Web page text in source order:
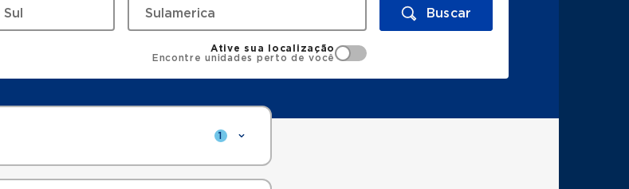
Buscar
Ative sua localização
Encontre unidades perto de você
1